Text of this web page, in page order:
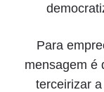
Para
mensagem é
terceirizar